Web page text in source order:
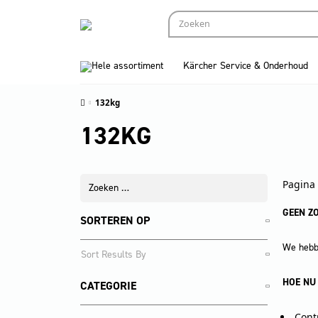
Hele assortiment Kärcher Service & Onderhoud
132kg
132KG
SORTEREN OP
CATEGORIE
Pagina
GEEN
We
HOE